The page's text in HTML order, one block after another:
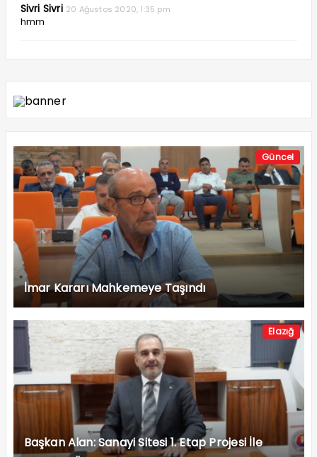
Sivri Sivri 20 Ağustos 2020, 1:35 pm
hmm
Güncel
İmar Kararı Mahkemeye Taşındı
Elazığ
Başkan Alan: Sanayi Sitesi 1. Etap Projesi İle